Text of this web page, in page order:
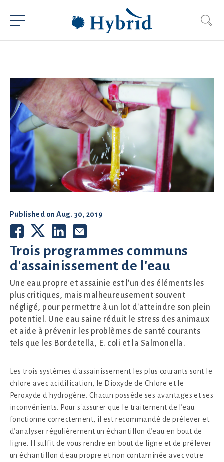
Published onAug. 30, 2019
Trois programmes communs
d'assainissement de l'eau
Une eau propre et assainie est l'un des éléments les
plus critiques, mais malheureusement souvent
négligé, pour permettre à un lot d'atteindre son plein
potentiel. Une eau saine réduit le stress des animaux
et aide à prévenir les problèmes de santé courants
tels que les Bordetella, E. coli et la Salmonella.
Les trois systèmes d'assainissement les plus courants sont le
chlore avec acidification, le Dioxyde de Chlore et le
Peroxyde d'hydrogène. Chacun possède ses avantages et ses
inconvénients. Pour s'assurer que le traitement de l’eau
fonctionne correctement, il est recommandé de prélever et
d’analyser régulièrement un échantillon d’eau en bout de
ligne. Il suffit de vous rendre en bout de ligne et de prélever
un échantillon d'eau propre et non contaminée avec votre